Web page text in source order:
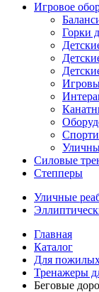
Игровое
Горки
Силовые
Степперы
Уличные
Главная
Каталог
Для
Тренажеры
Беговые